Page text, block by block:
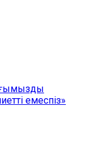
емеспіз»